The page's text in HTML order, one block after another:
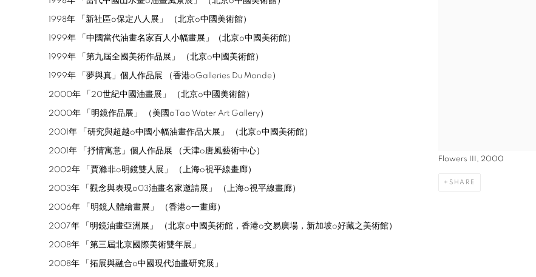
Flowers III, 2000
SHARE
1998年 「新社區o保定八人展」 （北京o中國美術館）
1999年 「中國當代油畫名家百人小幅畫展」（北京o中國美術館）
1999年 「第九屆全國美術作品展」 （北京o中國美術館）
1999年 「夢與真」個人作品展 （香港oGalleries Du Monde）
2000年 「 20世紀中國油畫展」 （北京o中國美術館）
2000年 「明鏡作品展」 （美國 oTao Water Art Gallery）
2001年 「研究與超越o中國小幅油畫作品大展」 （北京o中國美術館）
2001年 「抒情寓意」個人作品展 （天津o 唐風藝術中心）
2002年 「賈滌非o明鏡雙人展」 （上海o視平線畫廊）
2003年 「觀念與表現 o03油畫名家邀請展」 （上海o視平線畫廊）
2006年 「明鏡人體繪畫展」 （香港o一畫廊）
2007年 「明鏡油畫亞洲展」 （北京o中國美術館，香港o交易廣場，新加坡o好藏之美術館）
2008年 「第三屆北京國際美術雙年展」
2008年 「拓展與融合o中國現代油畫研究展」